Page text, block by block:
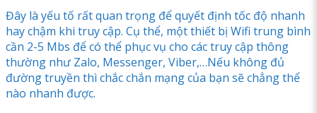
Đây là yếu tố rất quan trọng để quyết định tốc độ nhanh
hay chậm khi truy cập. Cụ thể, một thiết bị Wifi trung bình
cần 2-5 Mbs để có thể phục vụ cho các truy cập thông
thường như Zalo, Messenger, Viber,…Nếu không đủ
đường truyền thì chắc chắn mạng của bạn sẽ chẳng thể
nào nhanh được.